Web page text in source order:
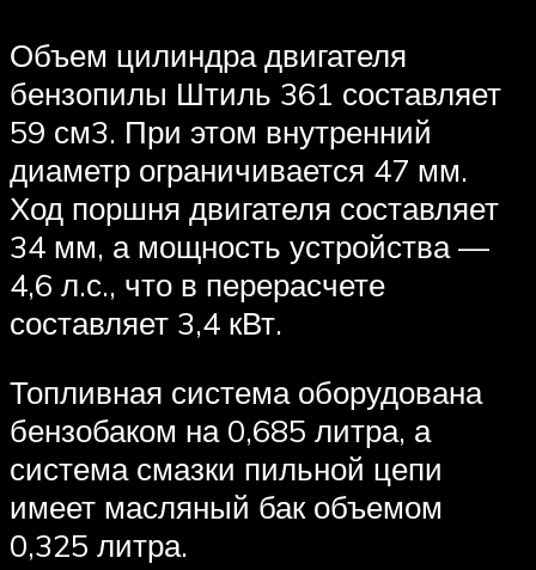
Объем цилиндра двигателя
бензопилы Штиль 361 составляет
59 см3. При этом внутренний
диаметр ограничивается 47 мм.
Ход поршня двигателя составляет
34 мм, а мощность устройства —
4,6 л.с., что в перерасчете
составляет 3,4 кВт.
Топливная система оборудована
бензобаком на 0,685 литра, а
система смазки пильной цепи
имеет масляный бак объемом
0,325 литра.